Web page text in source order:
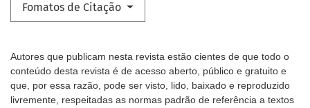
Fomatos de Citação
Autores que publicam nesta revista estão cientes de que todo o
conteúdo desta revista é de acesso aberto, público e gratuito e
que, por essa razão, pode ser visto, lido, baixado e reproduzido
livremente, respeitadas as normas padrão de referência a textos